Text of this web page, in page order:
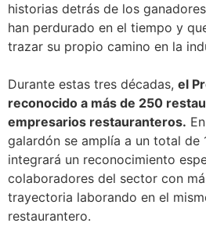
historias detrás de los
han perdurado en el tiempo y
trazar su propio camino en la
Durante estas tres décadas, el
reconocido a más de 250
empresarios restauranteros.
galardón se amplía a un total de
integrará un reconocimiento
colaboradores del sector con
trayectoria laborando en el
restaurantero.